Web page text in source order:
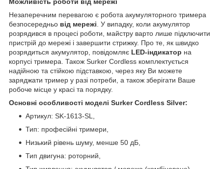
Незаперечним перевагою є робота акумуляторного тримера
безпосередньо від мережі . У випадку, коли акумулятор
розрядився в процесі роботи, майстру варто лише підключити
пристрій до мережі і завершити стрижку. Про те, як швидко
розрядиться акумулятор, повідомляє LED-індикатор на
корпусі тримера. Також Surker Сordless комплектується
надійною та стійкою підставкою, через яку Ви можете
заряджати тример у разі потреби, а також зберігати Ваше
робоче місце у красі та порядку.
Основні особливості моделі Surker Сordless Silver:
Артикул: SK-1613-SL,
Тип: професійні тримери,
Низький рівень шуму, менше 50 дБ,
Тип двигуна: роторний,